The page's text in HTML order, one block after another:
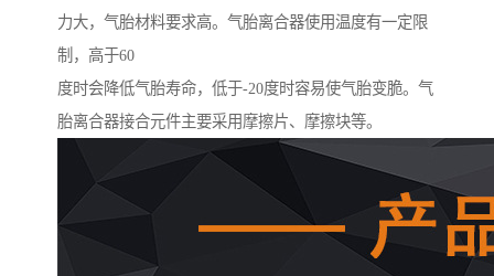
力大，气胎材料要求高。气胎离合器使用温度有一定限
制，高于60
度时会降低气胎寿命，低于-20度时容易使气胎变脆。气
胎离合器接合元件主要采用摩擦片、摩擦块等。